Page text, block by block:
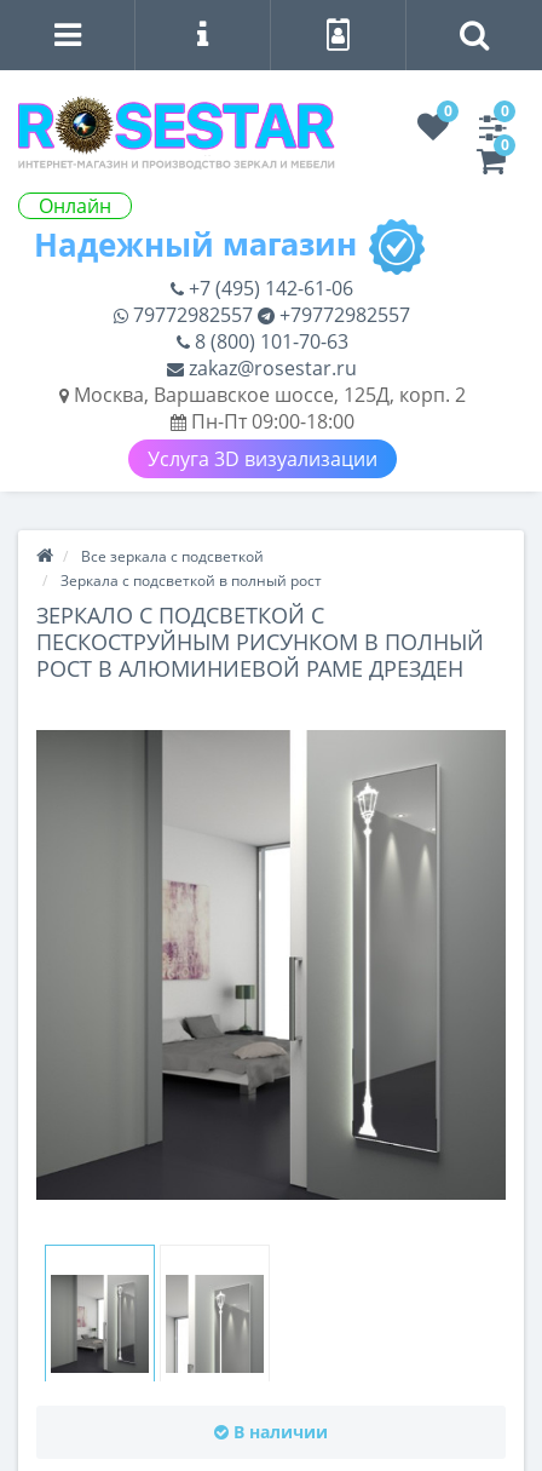
Онлайн
0
0
0
+7 (495) 142-61-06
79772982557
+79772982557
8 (800) 101-70-63
zakaz@rosestar.ru
Москва, Варшавское шоссе, 125Д, корп. 2
Пн-Пт 09:00-18:00
Услуга 3D визуализации
Все зеркала с подсветкой
Зеркала с подсветкой в полный рост
ЗЕРКАЛО С ПОДСВЕТКОЙ C
ПЕСКОСТРУЙНЫМ РИСУНКОМ В ПОЛНЫЙ
РОСТ В АЛЮМИНИЕВОЙ РАМЕ ДРЕЗДЕН
В наличии